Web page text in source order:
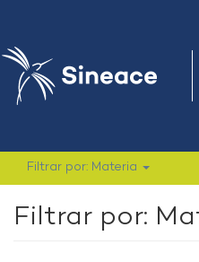
Filtrar por: Materia
Filtrar por: